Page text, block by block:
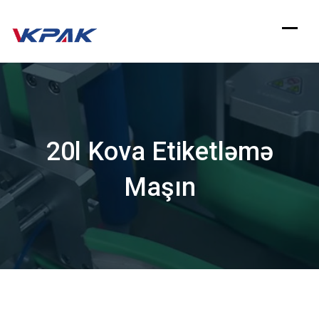
Məzmuna
20l Kova Etiketləmə
Maşın